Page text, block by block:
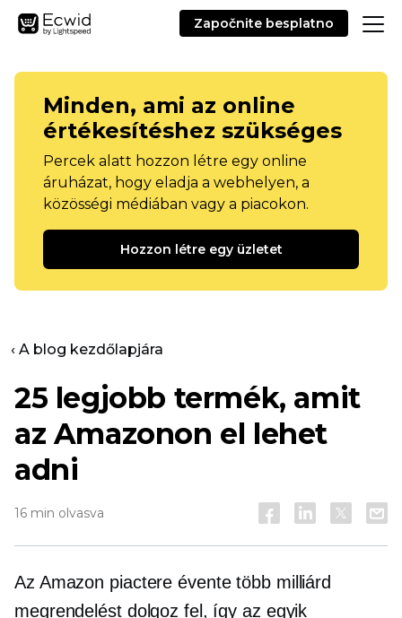
Započnite besplatno
Minden, ami az online
értékesítéshez szükséges
Percek alatt hozzon létre egy online
áruházat, hogy eladja a webhelyen, a
közösségi médiában vagy a piacokon.
Hozzon létre egy üzletet
‹ A blog kezdőlapjára
25 legjobb termék, amit
az Amazonon el lehet
adni
16 min olvasva
Az Amazon piactere évente több milliárd
megrendelést dolgoz fel, így az egyik